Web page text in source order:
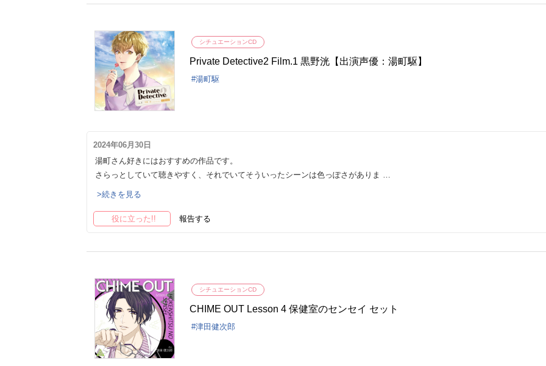
シチュエーションCD
Private Detective2 Film.1 黒野洸【出演声優：湯町駆】
湯町駆
2024年06月30日
湯町さん好きにはおすすめの作品です。
さらっとしていて聴きやすく、それでいてそういったシーンは色っぽさがありま …
>続きを見る
役に立った!! 報告する
シチュエーションCD
CHIME OUT Lesson 4 保健室のセンセイ セット
津田健次郎